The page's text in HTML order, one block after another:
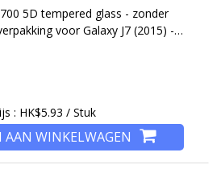
5D tempered glass - zonder
voor Galaxy J7 (2015) -
: HK$5.93 / Stuk
AAN WINKELWAGEN